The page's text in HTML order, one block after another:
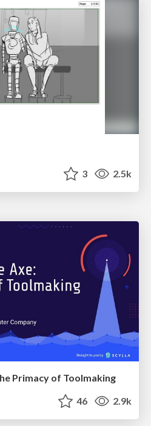
3 2.5k
Primacy of Toolmaking
46 2.9k